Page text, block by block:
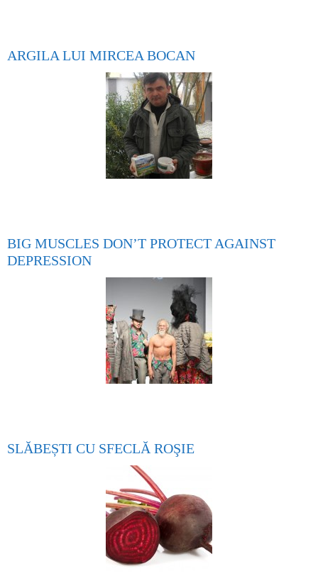
ARGILA LUI MIRCEA BOCAN
BIG MUSCLES DON’T PROTECT AGAINST
DEPRESSION
SLĂBEȘTI CU SFECLĂ ROŞIE